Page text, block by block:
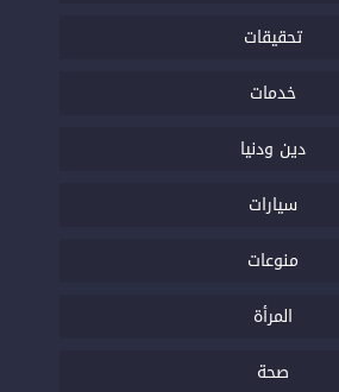
تحقيقات
خدمات
دين ودنيا
سيارات
منوعات
المرأة
صحة